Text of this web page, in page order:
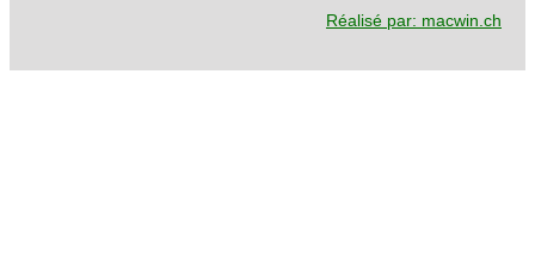
Réalisé par: macwin.ch